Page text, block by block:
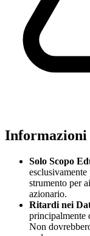
Solo Scopo
strumento per
azionario.
Ritardi nei
principalmente
Non